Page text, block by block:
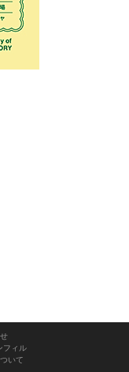
フィル
いて